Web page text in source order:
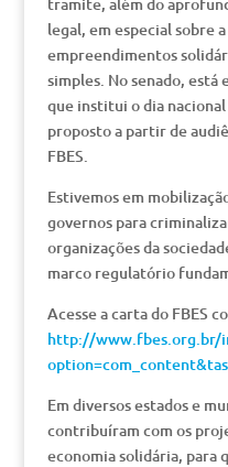
legal, em especial sobre
empreendimentos
simples. No senado,
que institui o dia
proposto a partir de
FBES.
Estivemos em
governos para
organizações da
marco regulatório
Acesse a carta do FBES
http://www.fbes.org.br/
Em diversos estados e
contribuíram com os
economia solidária, para